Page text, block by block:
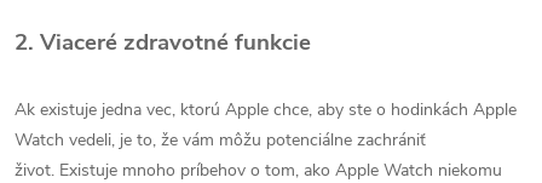
2. Viaceré zdravotné funkcie
Ak existuje jedna vec, ktorú Apple chce, aby ste o hodinkách Apple
Watch vedeli, je to, že vám môžu potenciálne zachrániť
život. Existuje mnoho príbehov o tom, ako Apple Watch niekomu